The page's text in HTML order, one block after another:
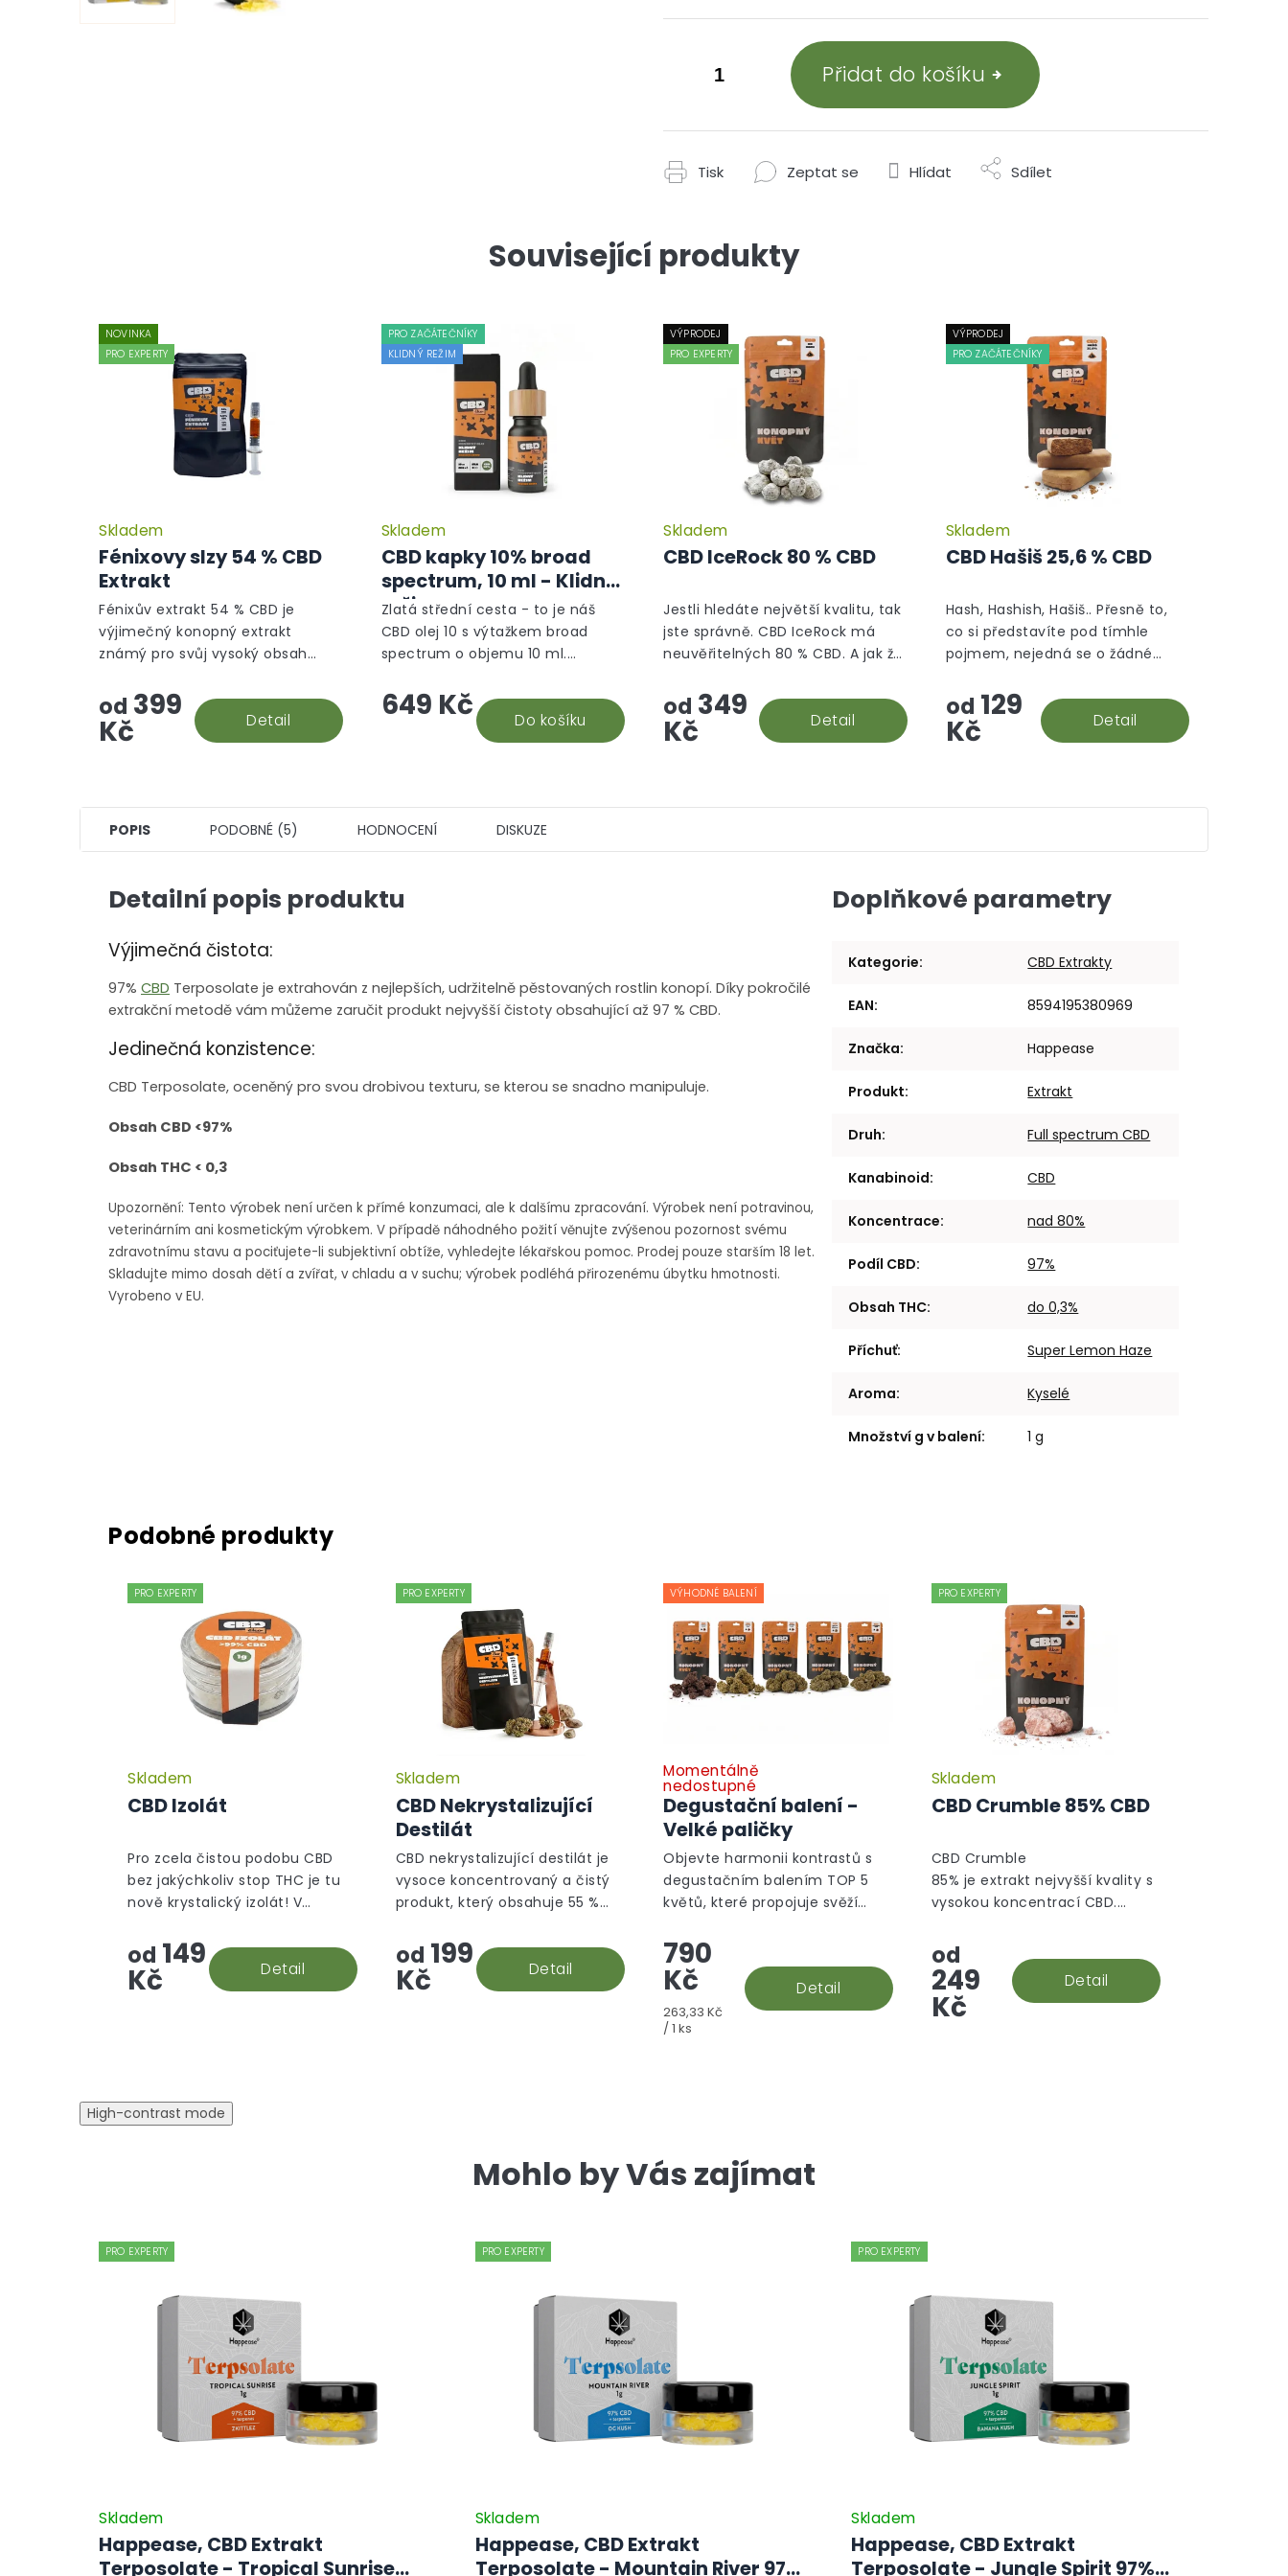
Přidat do košíku
Tisk Zeptat se Hlídat Sdílet
Související produkty
NOVINKA
PRO EXPERTY
Fénixovy slzy 54 % CBD
Extrakt
Skladem
od 399
Kč Detail
Fénixův extrakt 54 % CBD je
výjimečný konopný extrakt
známý pro svůj vysoký obsah
které nabízí významné
terapeutické účinky. Tento
přírodní...
PRO ZAČÁTEČNÍKY
KLIDNÝ REŽIM
CBD kapky 10% broad
spectrum, 10 ml - Klidný
režim
Skladem
649 Kč Do košíku
Zlatá střední cesta - to je náš
CBD olej 10 s výtažkem broad
spectrum o objemu 10 ml.
stravy, který vám efektivně
pomůže. Snadná aplikace a...
VÝPRODEJ
PRO EXPERTY
CBD IceRock 80 % CBD
Průměrné
hodnocení
produktu
hvězdiček.
Skladem
od 349
Kč Detail
Jestli hledáte největší kvalitu, tak
jste správně. CBD IceRock má
neuvěřitelných 80 % CBD. A jak že
ponoří do konopného extraktu,
který se následně...
VÝPRODEJ
PRO ZAČÁTEČNÍKY
CBD Hašiš 25,6 % CBD
Skladem
od 129
Kč Detail
Hash, Hashish, Hašiš.. Přesně to,
co si představíte pod tímhle
pojmem, nejedná se o žádné
prostě hašiš v jeho CBD podobě.
POPIS PODOBNÉ (5) HODNOCENÍ DISKUZE
Detailní popis produktu
Výjimečná čistota:
97% CBD Terposolate je extrahován z nejlepších, udržitelně pěstovaných rostlin konopí. Díky pokročilé
extrakční metodě vám můžeme zaručit produkt nejvyšší čistoty obsahující až 97 % CBD.
Jedinečná konzistence:
CBD Terposolate, oceněný pro svou drobivou texturu, se kterou se snadno manipuluje.
Obsah CBD <97%
Obsah THC < 0,3
Upozornění: Tento výrobek není určen k přímé konzumaci, ale k dalšímu zpracování. Výrobek není potravinou,
veterinárním ani kosmetickým výrobkem. V případě náhodného požití věnujte zvýšenou pozornost svému
zdravotnímu stavu a pociťujete-li subjektivní obtíže, vyhledejte lékařskou pomoc. Prodej pouze starším 18 let.
Skladujte mimo dosah dětí a zvířat, v chladu a v suchu; výrobek podléhá přirozenému úbytku hmotnosti.
Vyrobeno v EU.
Doplňkové parametry
Kategorie: CBD Extrakty
EAN: 8594195380969
Značka: Happease
Produkt: Extrakt
Druh: Full spectrum CBD
Kanabinoid: CBD
Koncentrace: nad 80%
Podíl CBD: 97%
Obsah THC: do 0,3%
Příchuť: Super Lemon Haze
Aroma: Kyselé
Množství g v balení: 1 g
PRO EXPERTY
CBD Izolát
Skladem
od 149
Kč Detail
Pro zcela čistou podobu CBD
bez jakýchkoliv stop THC je tu
nově krystalický izolát! V
směrnicemi je jeho izolace
prováděna s maximální péčí, a
vám se tak do...
PRO EXPERTY
CBD Nekrystalizující
Destilát
Skladem
od 199
Kč Detail
CBD nekrystalizující destilát je
vysoce koncentrovaný a čistý
produkt, který obsahuje 55 %
CBN. Díky odstranění všech
nečistot je ideální pro výrobu...
VÝHODNÉ BALENÍ
Degustační balení -
Velké paličky
Momentálně
nedostupné
790
Kč
Měrná
cena:
263,33 Kč
/ 1 ks
Detail
Objevte harmonii kontrastů s
degustačním balením TOP 5
květů, které propojuje svěží
hlubokou, sametovou
intenzitou...
PRO EXPERTY
CBD Crumble 85% CBD
Skladem
od
249
Kč
Detail
CBD Crumble
85% je extrakt nejvyšší kvality s
vysokou koncentrací CBD.
který se podobá většímu
krystalu/vosku a není tak
tvrdý,...
High-contrast mode
Mohlo by Vás zajímat
PRO EXPERTY
Happease, CBD Extrakt
Terposolate - Tropical Sunrise
Skladem
PRO EXPERTY
Happease, CBD Extrakt
Terposolate - Mountain River 97%
Skladem
PRO EXPERTY
Happease, CBD Extrakt
Terposolate - Jungle Spirit 97%
Skladem